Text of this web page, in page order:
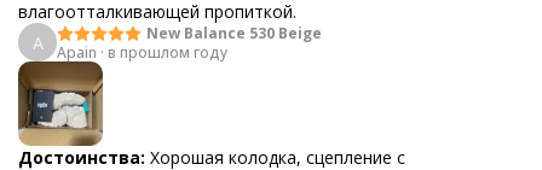
влагоотталкивающей пропиткой.
A
New Balance 530 Beige
Apain · в прошлом году
Достоинства: Хорошая колодка, сцепление с